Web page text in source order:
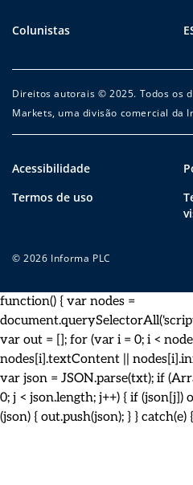
Colunistas
Direitos autorais © 2025. Todos os
Markets, uma divisão comercial da
Acessibilidade
Termos de uso
© 2026 Informa PLC
function() { var nodes =
var out = []; for (var i = 0; i <
nodes[i].textContent ||
var json = JSON.parse(txt); if
0; j < json.length; j++) { if (json[j])
(json) { out.push(json); } }